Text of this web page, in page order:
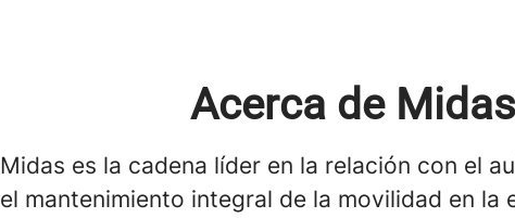
Acerca de Midas
Midas es la cadena líder en la relación con el
el mantenimiento integral de la movilidad en la